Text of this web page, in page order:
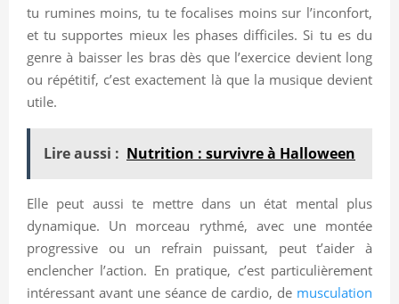
tu rumines moins, tu te focalises moins sur l’inconfort,
et tu supportes mieux les phases difficiles. Si tu es du
genre à baisser les bras dès que l’exercice devient long
ou répétitif, c’est exactement là que la musique devient
utile.
Lire aussi : Nutrition : survivre à Halloween
Elle peut aussi te mettre dans un état mental plus
dynamique. Un morceau rythmé, avec une montée
progressive ou un refrain puissant, peut t’aider à
enclencher l’action. En pratique, c’est particulièrement
intéressant avant une séance de cardio, de musculation